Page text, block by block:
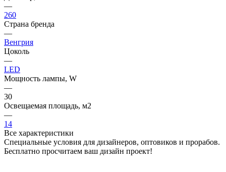
—
260
Страна бренда
—
Венгрия
Цоколь
—
LED
Мощность лампы, W
—
30
Освещаемая площадь, м2
—
14
Все характеристики
Специальные условия для дизайнеров, оптовиков и прорабов.
Бесплатно просчитаем ваш дизайн проект!